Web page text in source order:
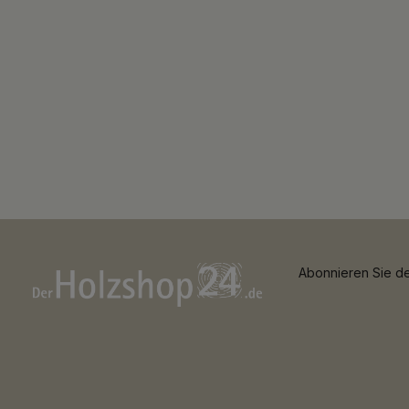
Abonnieren Sie